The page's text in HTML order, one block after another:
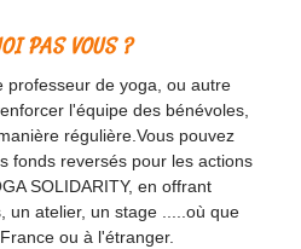
PAS VOUS ?
professeur de yoga, ou autre
l'équipe des bénévoles,
régulière.Vous pouvez
fonds reversés pour les actions
SOLIDARITY, en offrant
un atelier, un stage .....où que
ou à l'étranger.